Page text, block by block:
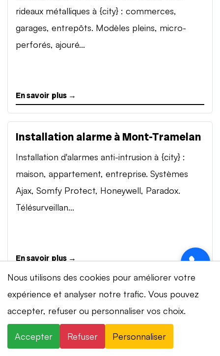
rideaux métalliques à {city} : commerces,
garages, entrepôts. Modèles pleins, micro-
perforés, ajouré...
En savoir plus →
Installation alarme à Mont-Tramelan
Installation d'alarmes anti-intrusion à {city} :
maison, appartement, entreprise. Systèmes
Ajax, Somfy Protect, Honeywell, Paradox.
Télésurveillan...
En savoir plus →
Vidéosurveillance à Mont-Tramelan
Installation de systèmes de vidéosurveillance à
{city} : caméras IP 4K, visionnage smartphone,
Nous utilisons des cookies pour améliorer votre
expérience et analyser notre trafic. Vous pouvez
accepter, refuser ou personnaliser vos choix.
Accepter Refuser Personnaliser
Devis gratuit